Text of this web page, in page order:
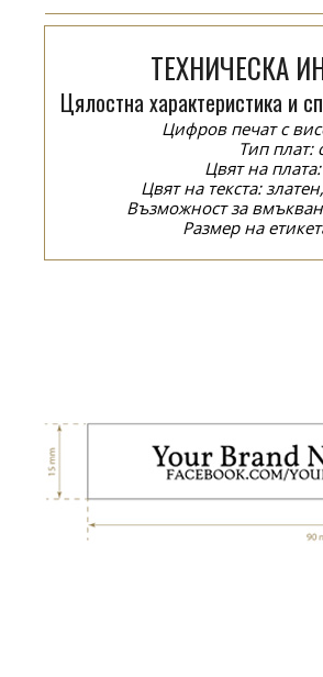
ТЕХНИЧЕСКА
Цялостна характеристика и
Цифров печат с
Тип плат:
Цвят на
Цвят на текста:
Възможност за
Размер на